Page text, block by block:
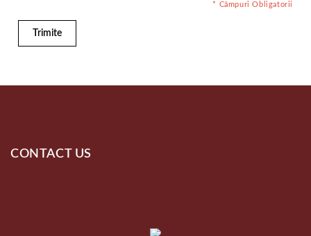
* Câmpuri Obligatorii
Trimite
CONTACT US